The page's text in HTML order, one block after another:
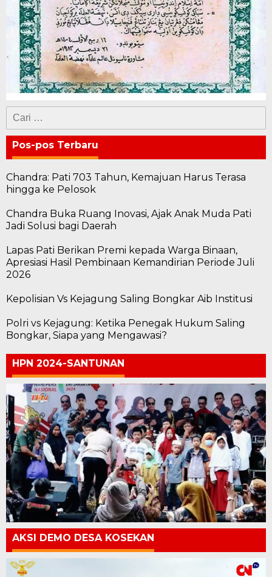
Cari
untuk:
Pos-pos Terbaru
Chandra: Pati 703 Tahun, Kemajuan Harus Terasa
hingga ke Pelosok
Chandra Buka Ruang Inovasi, Ajak Anak Muda Pati
Jadi Solusi bagi Daerah
Lapas Pati Berikan Premi kepada Warga Binaan,
Apresiasi Hasil Pembinaan Kemandirian Periode Juli
2026
Kepolisian Vs Kejagung Saling Bongkar Aib Institusi
Polri vs Kejagung: Ketika Penegak Hukum Saling
Bongkar, Siapa yang Mengawasi?
HPN 2024-SANTUNAN
AKSI DEMO DESA KOSEKAN